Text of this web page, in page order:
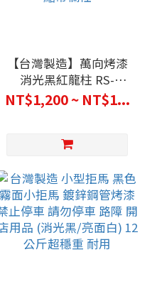
【台灣製造】萬向烤漆
消光黑紅龍柱 RS-
258BK（單隻黑柱）
（織帶長200cm）經濟
縮圍欄 伸縮帶欄柱
NT$1,200 ~ NT$1...